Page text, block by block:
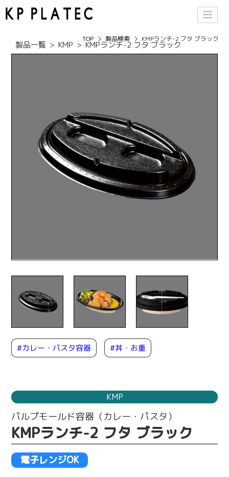
TOP 製品検索 KMPランチ-2 フタ ブラック
製品一覧 KMP KMPランチ-2 フタ ブラック
#カレー・パスタ容器 #丼・お重
KMP
パルプモールド容器（カレー・パスタ）
KMPランチ-2 フタ ブラック
電子レンジOK